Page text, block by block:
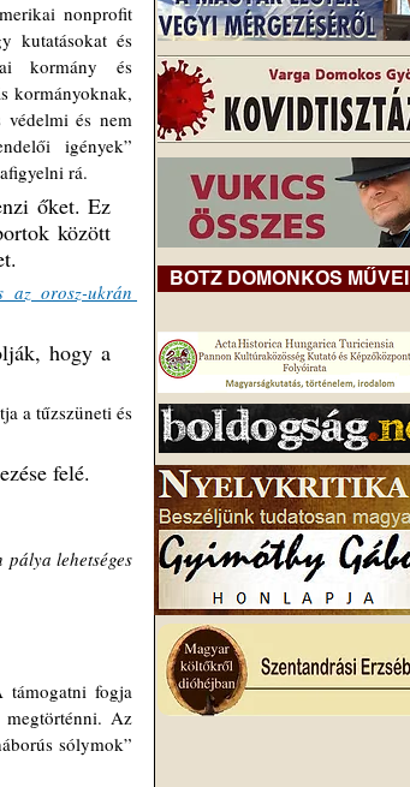
nonprofit
kutatásokat és
kormány és
kormányoknak,
védelmi és nem
igények”
rá.
őket. Ez
között
az orosz-ukrán
hogy a
a tűzszüneti és
felé.
lehetséges
támogatni fogja
Az
sólymok”
BOTZ DOMONKOS MŰVEI